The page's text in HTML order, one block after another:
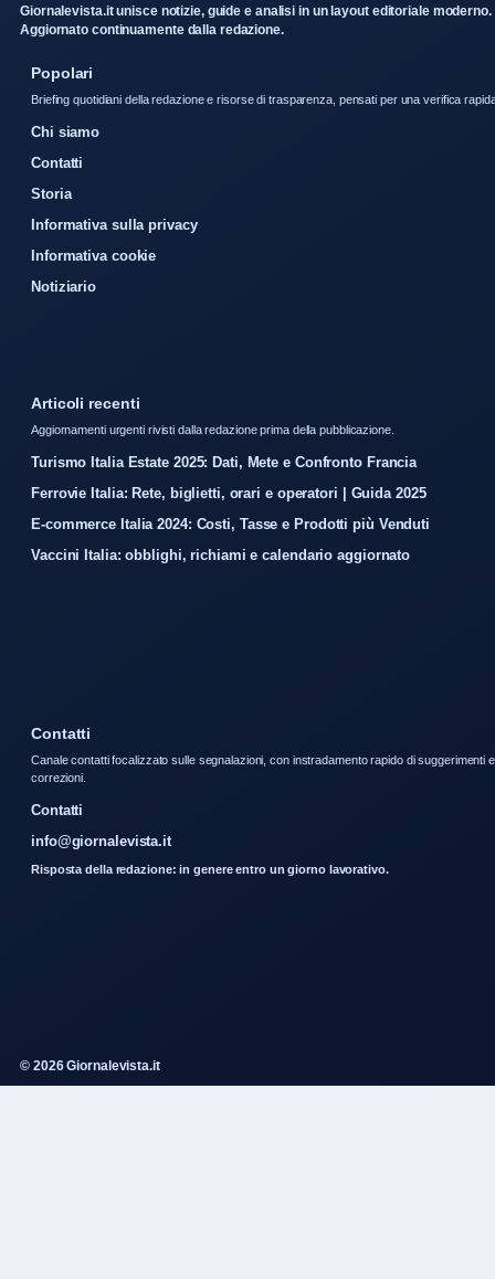
Giornalevista.it unisce notizie, guide e analisi in un layout editoriale moderno.
Aggiornato continuamente dalla redazione.
Popolari
Briefing quotidiani della redazione e risorse di trasparenza, pensati per una verifica
Chi siamo
Contatti
Storia
Informativa sulla privacy
Informativa cookie
Notiziario
Articoli recenti
Aggiornamenti urgenti rivisti dalla redazione prima della pubblicazione.
Turismo Italia Estate 2025: Dati, Mete e Confronto Francia
Ferrovie Italia: Rete, biglietti, orari e operatori | Guida 2025
E-commerce Italia 2024: Costi, Tasse e Prodotti più Venduti
Vaccini Italia: obblighi, richiami e calendario aggiornato
Contatti
Canale contatti focalizzato sulle segnalazioni, con instradamento rapido di suggerimenti e
correzioni.
Contatti
info@giornalevista.it
Risposta della redazione: in genere entro un giorno lavorativo.
© 2026 Giornalevista.it